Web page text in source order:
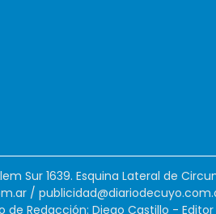
Sur 1639. Esquina Lateral de
/
Redacción: Diego Castillo -